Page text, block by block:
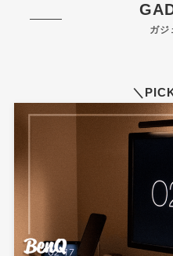
ガジ
＼